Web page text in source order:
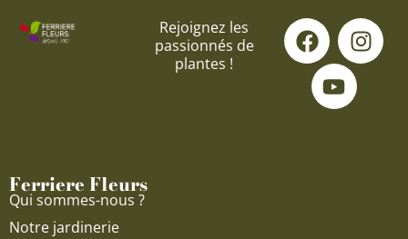
Rejoignez les
passionnés de
plantes !
F
a
c
e
I
n
s
Y
o
u
t
u
Ferriere Fleurs
Qui sommes-nous ?
Notre jardinerie